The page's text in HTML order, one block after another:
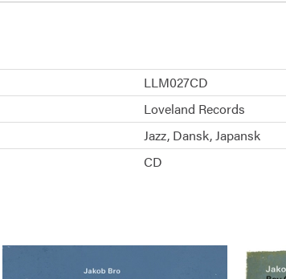
LLM027CD
Loveland Records
Jazz Dansk Japansk
CD